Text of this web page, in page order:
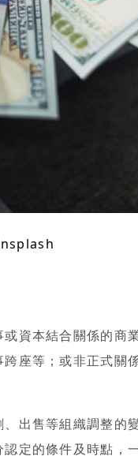
資本結合關係的商
座等；或非正式關
出售等組織調整的
定的條件及時點，